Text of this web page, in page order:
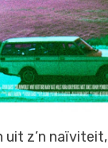
uit z’n